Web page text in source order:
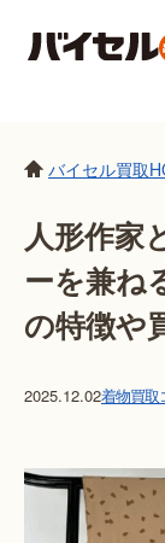
バイセル買取
人形作家
ーを兼ね
の特徴や
2025.12.02着物買取